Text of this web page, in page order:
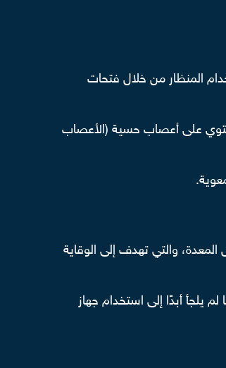
المنظار من خلال فتحات
تحتوي على أعصاب حسية (الأعصاب
تُجرى بعد تدبيس المعدة، والتي تهدف إلى الوقاية
الدكتور أحمد المرضى أن معاناة ألم في البطن بعد عملية التكميم هو أمر غير وارد الحدوث، وأنه في خلال 20 عامًا لم يلجأ أبدًا إلى استخدام جهاز